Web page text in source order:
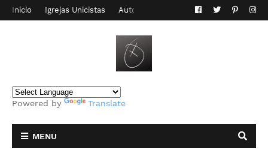
Inicio Igrejas Unicistas Autor do Blog Contato
Powered by Translate
MENU